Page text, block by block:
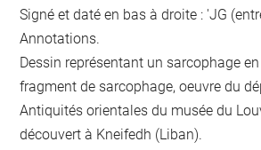
Signé et daté en bas à droite : 'JG
Annotations.
Dessin représentant un sarcophage
fragment de sarcophage, oeuvre du
Antiquités orientales du musée du
découvert à Kneifedh (Liban).